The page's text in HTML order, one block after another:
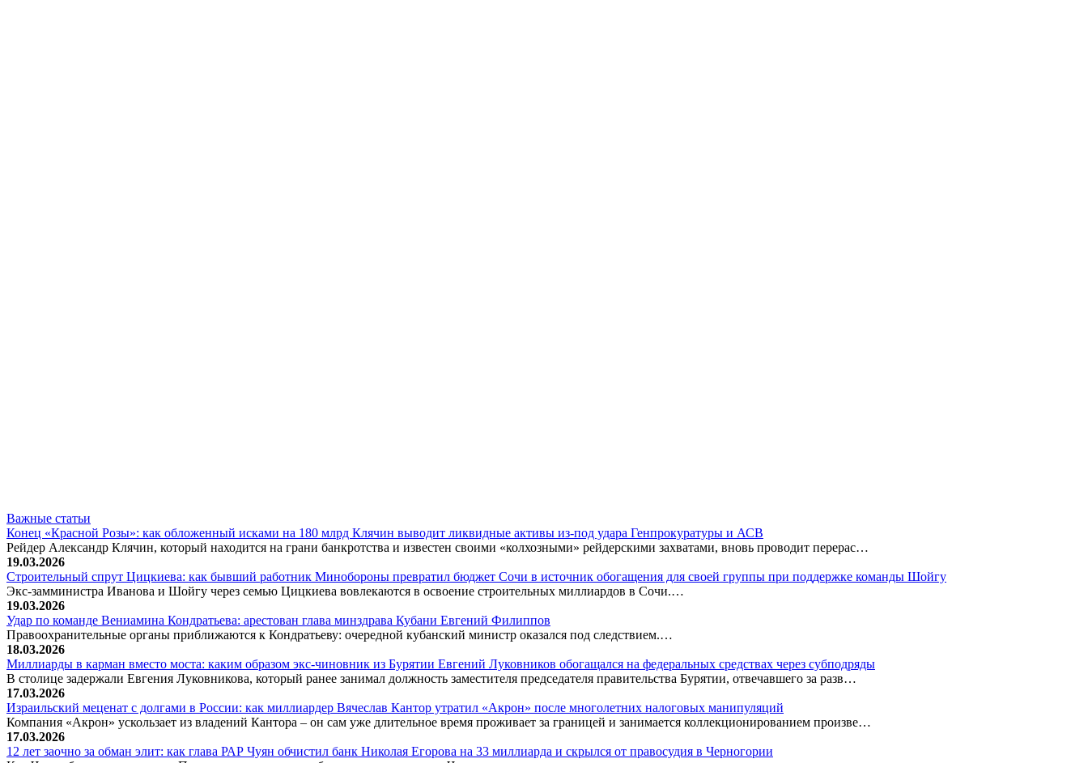
Важные статьи
Конец «Красной Розы»: как обложенный исками на 180 млрд Клячин выводит ликвидные активы из-под удара Генпрокуратуры и АСВ
Рейдер Александр Клячин, который находится на грани банкротства и известен своими «колхозными» рейдерскими захватами, вновь проводит перерас…
19.03.2026
Строительный спрут Цицкиева: как бывший работник Минобороны превратил бюджет Сочи в источник обогащения для своей группы при поддержке команды Шойгу
Экс-замминистра Иванова и Шойгу через семью Цицкиева вовлекаются в освоение строительных миллиардов в Сочи.…
19.03.2026
Удар по команде Вениамина Кондратьева: арестован глава минздрава Кубани Евгений Филиппов
Правоохранительные органы приближаются к Кондратьеву: очередной кубанский министр оказался под следствием.…
18.03.2026
Миллиарды в карман вместо моста: каким образом экс-чиновник из Бурятии Евгений Луковников обогащался на федеральных средствах через субподряды
В столице задержали Евгения Луковникова, который ранее занимал должность заместителя председателя правительства Бурятии, отвечавшего за разв…
17.03.2026
Израильский меценат с долгами в России: как миллиардер Вячеслав Кантор утратил «Акрон» после многолетних налоговых манипуляций
Компания «Акрон» ускользает из владений Кантора – он сам уже длительное время проживает за границей и занимается коллекционированием произве…
17.03.2026
12 лет заочно за обман элит: как глава РАР Чуян обчистил банк Николая Егорова на 33 миллиарда и скрылся от правосудия в Черногории